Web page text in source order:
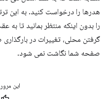
هدرها را درخواست کنید. به این
را بدون اینکه منتظر بمانید تا به
گرفتن محلی، تغییرات در
صفحه شما نگاشت نمی شود.
این